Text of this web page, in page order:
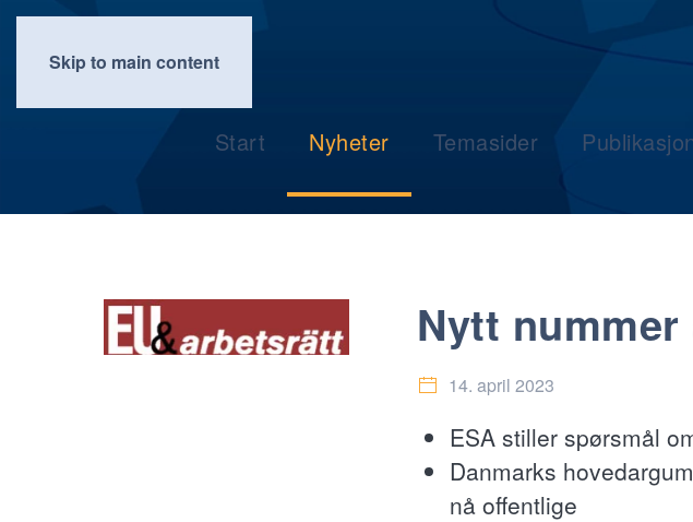
Skip to main content
Start Nyheter Temasider
Nytt
14. april 2023
ESA stiller spørsmål
Danmarks
nå offentlige